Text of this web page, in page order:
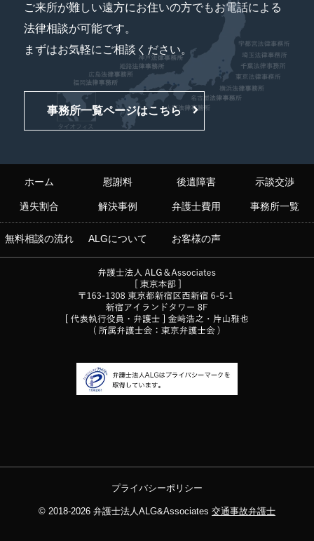
ご来所が難しい遠方にお住いの方でもお電話による
法律相談が可能です。
まずはお気軽にご相談ください。
事務所一覧ページはこちら
ホーム 慰謝料 後遺障害 示談交渉
過失割合 解決事例 弁護士費用 事務所一覧
無料相談の流れ ALGについて お客様の声
プライバシーポリシー
© 2018-2026 弁護士法人ALG&Associates 交通事故弁護士